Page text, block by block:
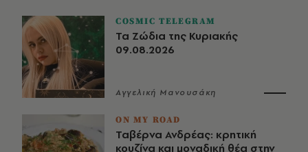
COSMIC TELEGRAM
Τα Ζώδια της Κυριακής
09.08.2026
Αγγελική Μανουσάκη
ON MY ROAD
Ταβέρνα Ανδρέας: κρητική
κουζίνα και μοναδική θέα στην